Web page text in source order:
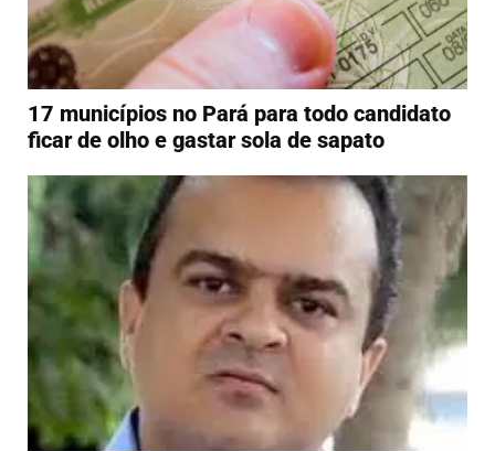
17 municípios no Pará para todo candidato
ficar de olho e gastar sola de sapato